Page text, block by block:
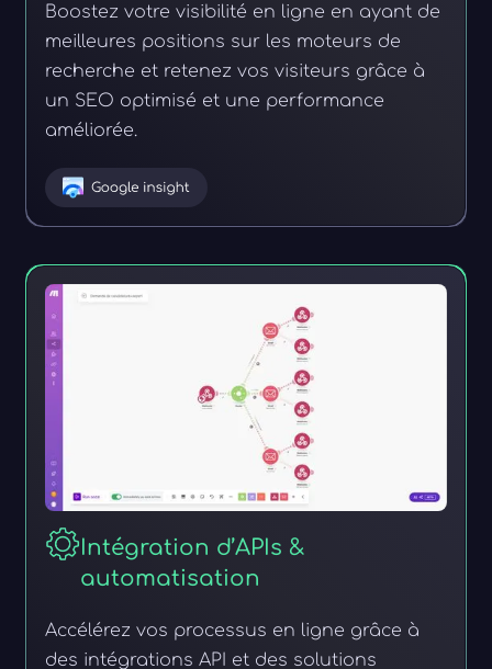
Boostez votre visibilité en ligne en ayant de
meilleures positions sur les moteurs de
recherche et retenez vos visiteurs grâce à
un SEO optimisé et une performance
améliorée.
Intégration d’APIs &
automatisation
Accélérez vos processus en ligne grâce à
des intégrations API et des solutions